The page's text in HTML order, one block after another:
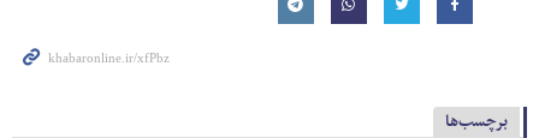
برچسب‌ها